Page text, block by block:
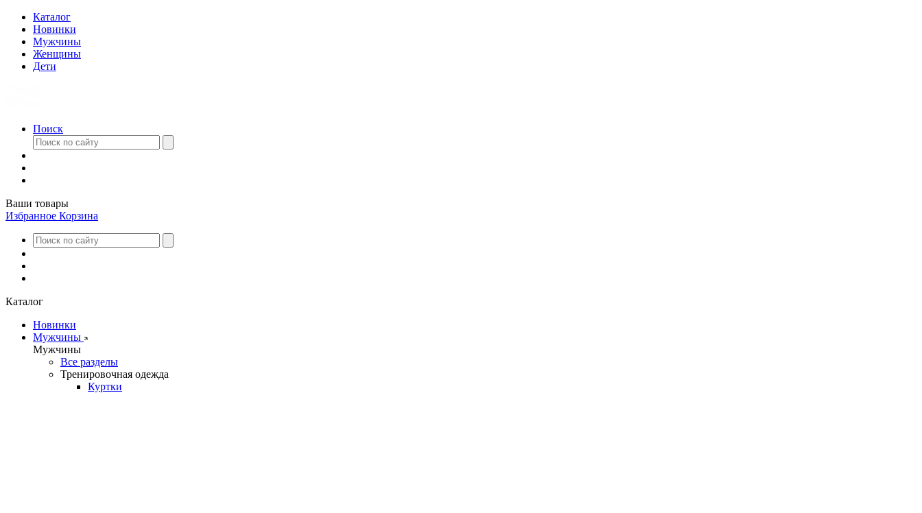
Каталог
Новинки
Мужчины
Женщины
Дети
Поиск
Ваши товары
Избранное Корзина
Каталог
Новинки
Мужчины
Мужчины
Все разделы
Тренировочная одежда
Куртки